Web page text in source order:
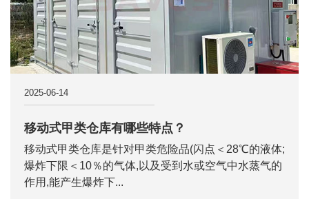
2025-06-14
移动式甲类仓库有哪些特点？
移动式甲类仓库是针对甲类危险品(闪点＜28℃的液体;
爆炸下限＜10％的气体,以及受到水或空气中水蒸气的
作用,能产生爆炸下...